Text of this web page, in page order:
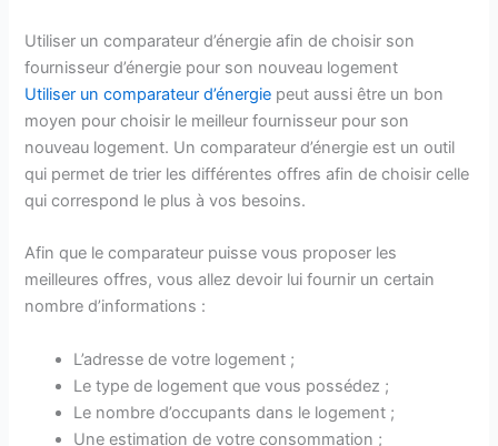
Utiliser un comparateur d’énergie afin de choisir son
fournisseur d’énergie pour son nouveau logement
Utiliser un comparateur d’énergie peut aussi être un bon
moyen pour choisir le meilleur fournisseur pour son
nouveau logement. Un comparateur d’énergie est un outil
qui permet de trier les différentes offres afin de choisir celle
qui correspond le plus à vos besoins.
Afin que le comparateur puisse vous proposer les
meilleures offres, vous allez devoir lui fournir un certain
nombre d’informations :
L’adresse de votre logement ;
Le type de logement que vous possédez ;
Le nombre d’occupants dans le logement ;
Une estimation de votre consommation ;